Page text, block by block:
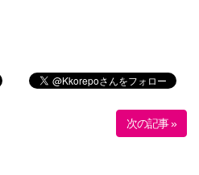
次の記事 »